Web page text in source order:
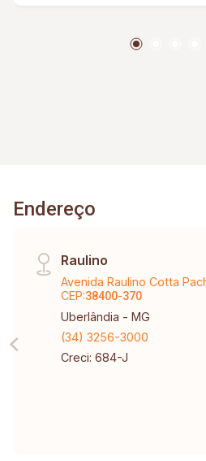
Endereço
Raulino
Avenida Raulino Cotta
CEP:38400-370
Uberlândia - MG
(34) 3256-3000
Creci: 684-J